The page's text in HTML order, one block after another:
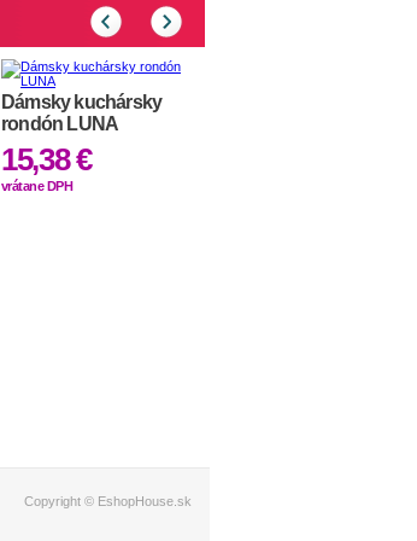
Dámsky kuchársky
rondón LUNA
15,38 €
vrátane DPH
Copyright © EshopHouse.sk